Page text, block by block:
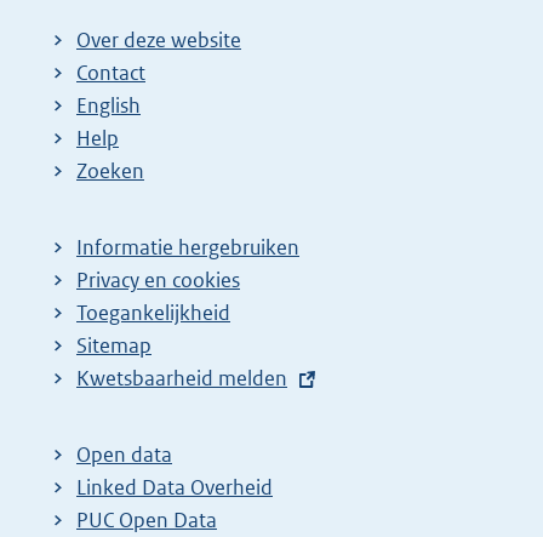
Over deze website
Contact
English
Help
Zoeken
Informatie hergebruiken
Privacy en cookies
Toegankelijkheid
Sitemap
E
t
e
r
Kwetsbaarheid melden
Open data
Linked Data Overheid
PUC Open Data